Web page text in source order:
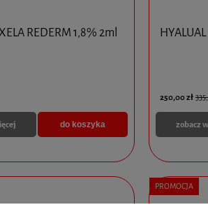
REDERM 1,8% 2ml
do koszyka
250,00 zł
zobacz
PROMOCJA